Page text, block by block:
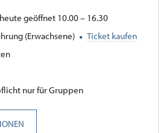
geöffnet 10.00 – 16.30
(Erwachsene)
Ticket kaufen
nur für Gruppen